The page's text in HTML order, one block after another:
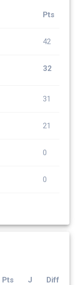
Pts
42
32
31
21
0
0
Pts J Diff